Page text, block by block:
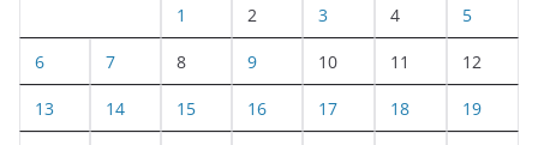
1 2 3 4 5
6 7 8 9 10 11 12
13 14 15 16 17 18 19